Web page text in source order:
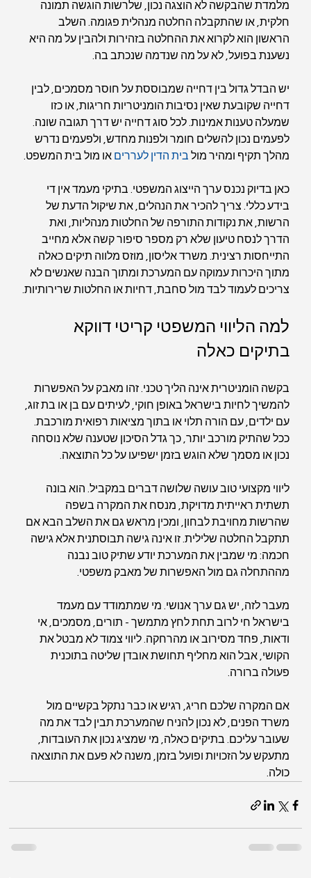
מלמדת שהבקשה לא הוצגה נכון, שלרשות הוגשה תמונה
חלקית, או שהתקבלה החלטה מנהלית פגומה. השלב
הראשון הוא לקרוא את ההחלטה בזהירות ולהבין על מה היא
נשענת בפועל, לא על מה שנדמה שנכתב בה.
יש הבדל גדול בין דחייה שמבוססת על חוסר מסמכים, לבין
דחייה שקובעת שאין נסיבות הומניטריות חריגות, או כזו
שמעלה טענות אמינות. לכל סוג דחייה יש דרך תגובה שונה.
לפעמים נכון להשלים חומר ולפנות מחדש, ולפעמים נדרש
מהלך תקיף ומהיר מול בית הדין לעררים או מול בית המשפט.
כאן בדיוק נכנס ערך הייצוג המשפטי. בתיקי מעמד אין די
בידע כללי. צריך להכיר את הנהלים, את שיקול הדעת של
הרשות, את נקודות התורפה של החלטות מנהליות, ואת
הדרך לנסח טיעון שלא רק מספר סיפור קשה אלא מחייב
התייחסות רצינית. משרד אליסון, מוזס מלווה תיקים כאלה
מתוך היכרות עמוקה עם המערכת ומתוך הבנה שאנשים לא
צריכים לעמוד לבד מול סחבת, דחיות או החלטות שרירותיות.
למה הליווי המשפטי קריטי דווקא
בתיקים כאלה
בקשה הומניטרית אינה הליך טכני. זהו מאבק על האפשרות
להמשיך לחיות בישראל באופן חוקי, לעיתים עם בן או בת זוג,
עם ילדים, עם הורה תלוי או בתוך מציאות רפואית מורכבת.
ככל שהתיק מורכב יותר, כך גדל הסיכון שטענה שלא נוסחה
נכון או מסמך שלא הוגש בזמן ישפיעו על כל התוצאה.
ליווי מקצועי טוב עושה שלושה דברים במקביל. הוא בונה
תשתית ראייתית מדויקת, מנסח את המקרה בשפה
שהרשות מחויבת לבחון, ומכין מראש גם את השלב הבא אם
תתקבל החלטה שלילית. זו אינה גישה תבוסתנית אלא גישה
חכמה: מי שמבין את המערכת יודע שתיק טוב נבנה
מההתחלה גם מול האפשרות של מאבק משפטי.
מעבר לזה, יש גם ערך אנושי. מי שמתמודד עם מעמד
בישראל חי לרוב תחת לחץ מתמשך - תורים, מסמכים, אי
ודאות, פחד מסירוב או מהרחקה. ליווי צמוד לא מבטל את
הקושי, אבל הוא מחליף תחושת אובדן שליטה בתוכנית
פעולה ברורה.
אם המקרה שלכם חריג, רגיש או כבר נתקל בקשיים מול
משרד הפנים, לא נכון להניח שהמערכת תבין לבד את מה
שעובר עליכם. בתיקים כאלה, מי שמציג נכון את העובדות,
מתעקש על הזכויות ופועל בזמן, משנה לא פעם את התוצאה
כולה.